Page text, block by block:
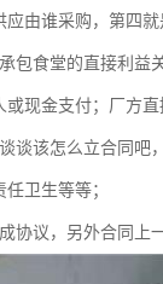
由谁采购，第四
包食堂的直接利益
现金支付；厂方
谈该怎么立合同吧
卫生等等；
协议，另外合同上